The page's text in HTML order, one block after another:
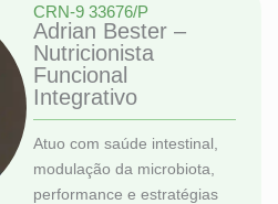
CRN-9 33676/P
Adrian Bester –
Nutricionista
Funcional
Integrativo
Atuo com saúde intestinal,
modulação da microbiota,
performance e estratégias